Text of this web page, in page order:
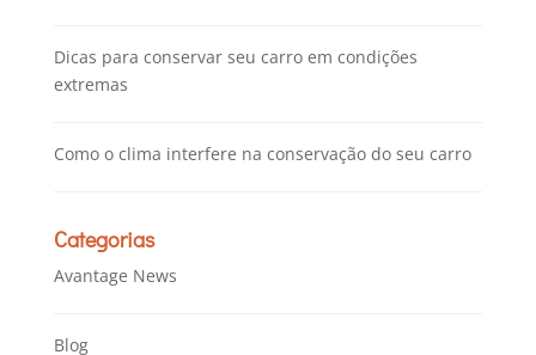
Dicas para conservar seu carro em condições
extremas
Como o clima interfere na conservação do seu carro
Categorias
Avantage News
Blog